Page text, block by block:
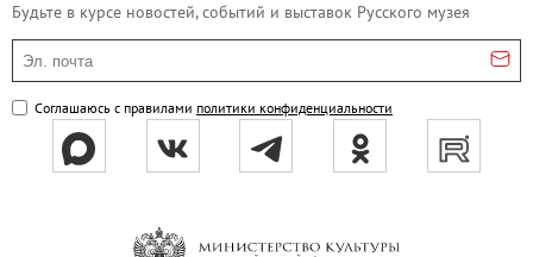
Результаты проведения специальной
Противодействие терроризму
Противодействие коррупции
Страницы памяти
Древнерусское искусство
Будьте в курсе новостей, событий и выставок Русского музея
Эл. почта
Соглашаюсь с правилами политики конфиденциальности